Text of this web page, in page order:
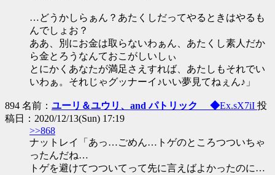
…どうかしらぁん？あたくしだってやるときはやるも
んでしょお？
ああ、別にお金は取らないわぁん、あたくし素人だか
ら金とろうなんておこがしいしぃ
とにかくあなたが満足さえすれば、あたしもそれでい
いわぁ。それじゃグッナーイ♪いい夢見てねぇん♪」
894 名前： ユーリ＆ユウリ、and パトリック ◆Ex.sX7iI 投
稿日：2020/12/13(Sun) 17:19
>>868
ナットレイ「あっ…ごめん…トゲのところつついちゃ
ったんだね…
トゲを避けてつついてって先に言えばよかったのに…